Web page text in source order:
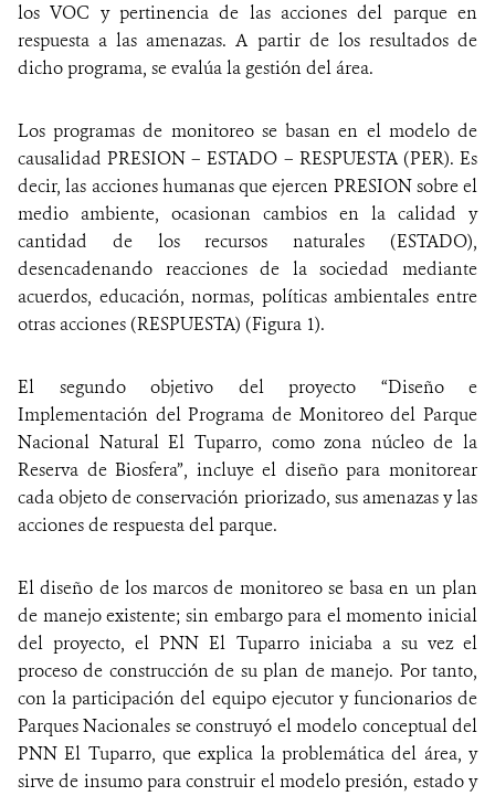
los VOC y pertinencia de las acciones del parque en
respuesta a las amenazas. A partir de los resultados de
dicho programa, se evalúa la gestión del área.
Los programas de monitoreo se basan en el modelo de
causalidad PRESION – ESTADO – RESPUESTA (PER). Es
decir, las acciones humanas que ejercen PRESION sobre el
medio ambiente, ocasionan cambios en la calidad y
cantidad de los recursos naturales (ESTADO),
desencadenando reacciones de la sociedad mediante
acuerdos, educación, normas, políticas ambientales entre
otras acciones (RESPUESTA) (Figura 1).
El segundo objetivo del proyecto “Diseño e
Implementación del Programa de Monitoreo del Parque
Nacional Natural El Tuparro, como zona núcleo de la
Reserva de Biosfera”, incluye el diseño para monitorear
cada objeto de conservación priorizado, sus amenazas y las
acciones de respuesta del parque.
El diseño de los marcos de monitoreo se basa en un plan
de manejo existente; sin embargo para el momento inicial
del proyecto, el PNN El Tuparro iniciaba a su vez el
proceso de construcción de su plan de manejo. Por tanto,
con la participación del equipo ejecutor y funcionarios de
Parques Nacionales se construyó el modelo conceptual del
PNN El Tuparro, que explica la problemática del área, y
sirve de insumo para construir el modelo presión, estado y